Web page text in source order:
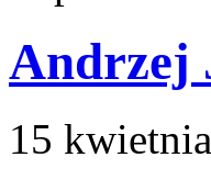
Andrzej
15